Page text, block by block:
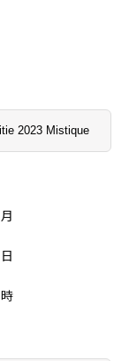
月
日
時